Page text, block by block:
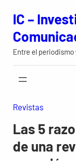
contenido
IC –
Entre el
Revistas
Las 5
de una